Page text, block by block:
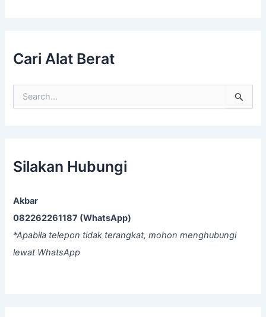
Cari Alat Berat
f
o
:
Silakan Hubungi
Akbar
082262261187 (WhatsApp)
*Apabila telepon tidak terangkat, mohon menghubungi
lewat WhatsApp